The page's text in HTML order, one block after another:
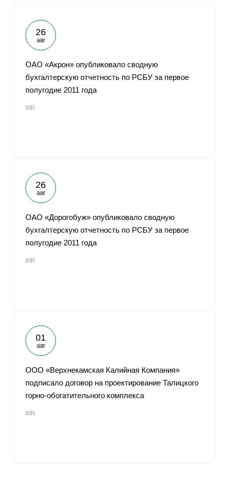
26
авг
ОАО «Акрон» опубликовало сводную
бухгалтерскую отчетность по РСБУ за первое
полугодие 2011 года
#IR
26
авг
ОАО «Дорогобуж» опубликовало сводную
бухгалтерскую отчетность по РСБУ за первое
полугодие 2011 года
#IR
01
авг
ООО «Верхнекамская Калийная Компания»
подписало договор на проектирование Талицкого
горно-обогатительного комплекса
#IR